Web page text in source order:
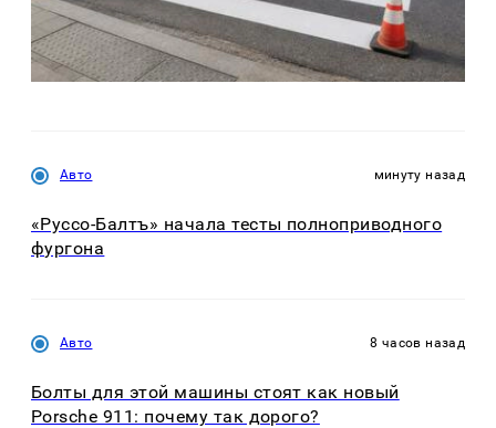
Авто минуту назад
«Руссо-Балтъ» начала тесты полноприводного
фургона
Авто 8 часов назад
Болты для этой машины стоят как новый
Porsche 911: почему так дорого?